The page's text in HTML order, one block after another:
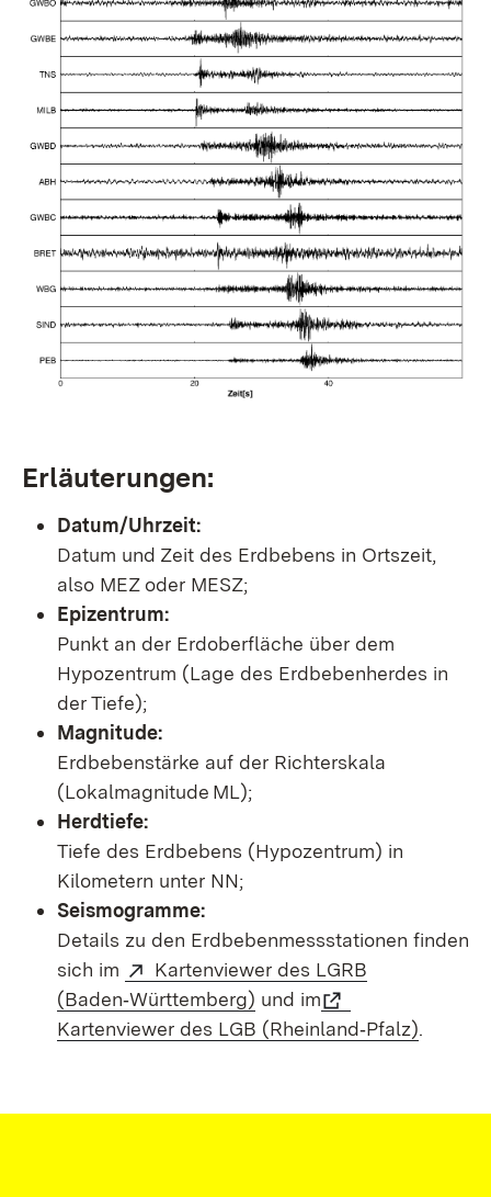
Erläuterungen:
Datum/Uhrzeit:
Datum und Zeit des Erdbebens in Ortszeit,
also MEZ oder MESZ;
Epizentrum:
Punkt an der Erdoberfläche über dem
Hypozentrum (Lage des Erdbebenherdes in
der Tiefe);
Magnitude:
Erdbebenstärke auf der Richterskala
(Lokalmagnitude ML);
Herdtiefe:
Tiefe des Erdbebens (Hypozentrum) in
Kilometern unter NN;
Seismogramme:
Details zu den Erdbebenmessstationen finden
sich im
Kartenviewer des LGRB
(Baden‑Württemberg) und im
Kartenviewer des LGB (Rheinland‑Pfalz).